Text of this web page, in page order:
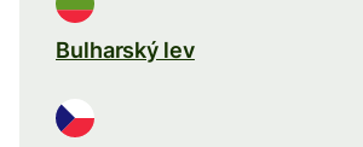
Bulharský lev